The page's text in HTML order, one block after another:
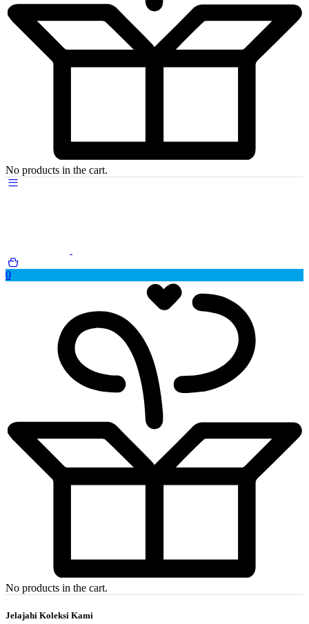
No products in the cart.
0
No products in the cart.
Jelajahi Koleksi Kami